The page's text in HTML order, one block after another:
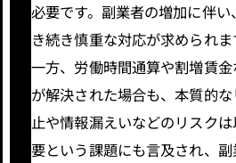
必要です。副業者の増加に伴
き続き慎重な対応が求められま
一方、労働時間通算や割増賃
が解決された場合も、本質的
止や情報漏えいなどのリスク
要という課題にも言及され、